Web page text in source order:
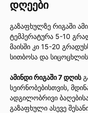
დღეები
გაზაფხულზე რიგაში
ტემპერატურა 5-10
მაისში კი 15-20
სითბოსა და სიცოცხლის
ამინდი რიგაში 7 დღის
სეირნობებისთვის,
ადგილობრივი
გაზაფხული ასევე